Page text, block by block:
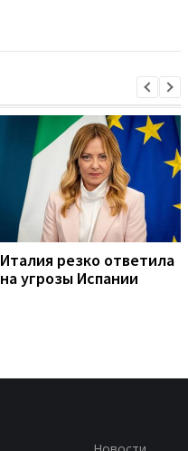
Италия резко ответила
на угрозы Испании